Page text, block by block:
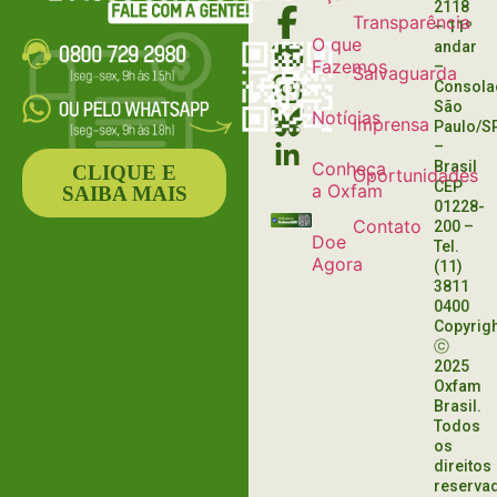
NEGRAS
O que
Fazemos
Notícias
Conheça
a Oxfam
Doe
Agora
Transparência
Salvaguarda
Imprensa
Oportunidades
Contato
2118
– 11º
andar
–
São
Paulo/
–
Brasil
CEP
01228-
200 –
Tel.
(11)
3811
0400
ⓒ
2025
Oxfam
Brasil.
Todos
os
direitos
CLIQUE E
SAIBA MAIS